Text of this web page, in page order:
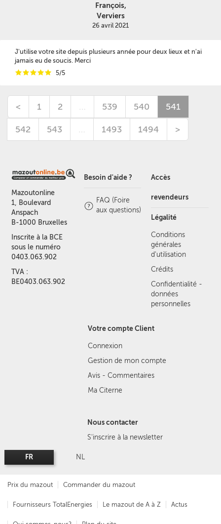
François,
Verviers
26 avril 2021
J'utilise votre site depuis plusieurs année pour deux lieux et n'ai
jamais eu de soucis. Merci
iiiii 5/5
< 1 2 … 539 540 541
542 543 … 1493 1494 >
Mazoutonline
1, Boulevard
Anspach
B-1000 Bruxelles
Inscrite à la BCE
sous le numéro
0403.063.902
TVA :
BE0403.063.902
Besoin d'aide ?
FAQ (Foire
aux questions)
Accès
revendeurs
Légalité
Conditions
générales
d'utilisation
Crédits
Confidentialité -
données
personnelles
Votre compte Client
Connexion
Gestion de mon compte
Avis - Commentaires
Ma Citerne
Nous contacter
S'inscrire à la newsletter
FR NL
Prix du mazout Commander du mazout
Fournisseurs TotalEnergies Le mazout de A à Z Actus